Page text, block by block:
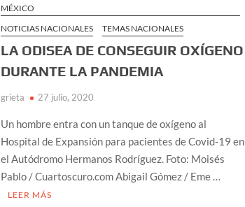
MÉXICO
NOTICIAS NACIONALES
TEMAS NACIONALES
LA ODISEA DE CONSEGUIR OXÍGENO
DURANTE LA PANDEMIA
grieta 27 julio, 2020
Un hombre entra con un tanque de oxígeno al
Hospital de Expansión para pacientes de Covid-19 en
el Autódromo Hermanos Rodríguez. Foto: Moisés
Pablo / Cuartoscuro.com Abigail Gómez / Eme …
LEER MÁS